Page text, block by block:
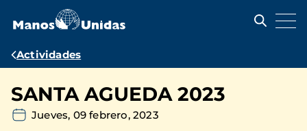
contenido
Ruta
navegación
Actividades
SANTA AGUEDA 2023
Jueves, 09 febrero, 2023